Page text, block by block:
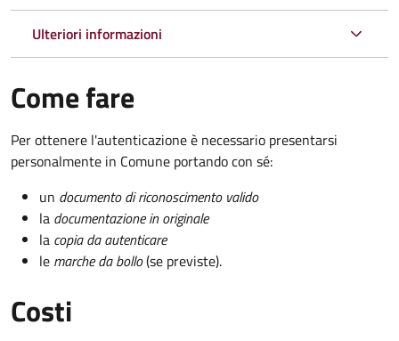
Ulteriori informazioni
Come fare
Per ottenere l'autenticazione è necessario presentarsi
personalmente in Comune portando con sé:
un documento di riconoscimento valido
la documentazione in originale
la copia da autenticare
le marche da bollo(se previste).
Costi